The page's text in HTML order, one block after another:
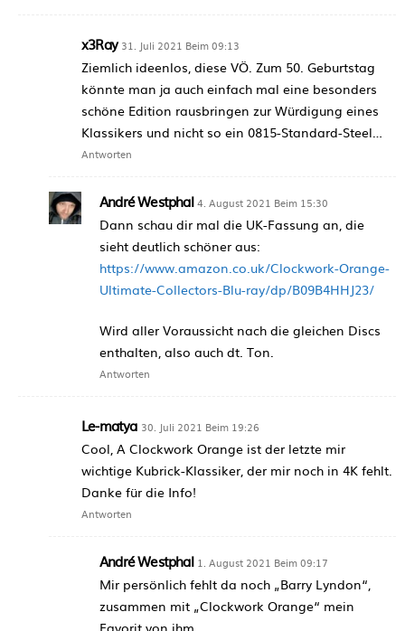
x3Ray 31. Juli 2021 Beim 09:13
Ziemlich ideenlos, diese VÖ. Zum 50. Geburtstag
könnte man ja auch einfach mal eine besonders
schöne Edition rausbringen zur Würdigung eines
Klassikers und nicht so ein 0815-Standard-Steel…
Antworten
André Westphal 4. August 2021 Beim 15:30
Dann schau dir mal die UK-Fassung an, die
sieht deutlich schöner aus:
https://www.amazon.co.uk/Clockwork-Orange-
Ultimate-Collectors-Blu-ray/dp/B09B4HHJ23/
Wird aller Voraussicht nach die gleichen Discs
enthalten, also auch dt. Ton.
Antworten
Le-matya 30. Juli 2021 Beim 19:26
Cool, A Clockwork Orange ist der letzte mir
wichtige Kubrick-Klassiker, der mir noch in 4K fehlt.
Danke für die Info!
Antworten
André Westphal 1. August 2021 Beim 09:17
Mir persönlich fehlt da noch „Barry Lyndon“,
zusammen mit „Clockwork Orange“ mein
Favorit von ihm.